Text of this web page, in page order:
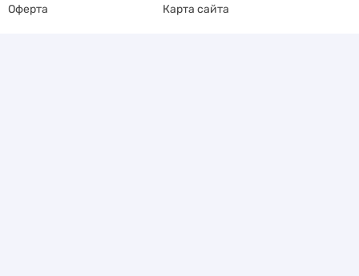
Оферта
Карта сайта